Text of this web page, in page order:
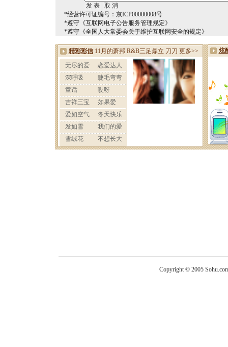
*经营许可证编号：京ICP00000008号
*遵守《互联网电子公告服务管理规定》
*遵守《全国人大常委会关于维护互联网安全的规定》
Copyright © 2005